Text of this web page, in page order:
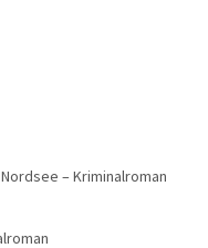
– Kriminalroman